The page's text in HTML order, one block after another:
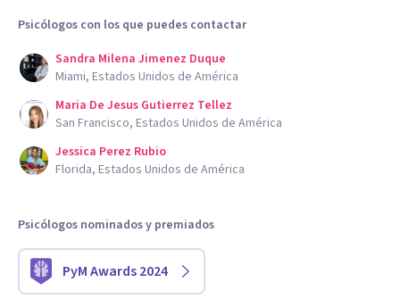
Psicólogos con los que puedes contactar
Sandra Milena Jimenez Duque
Miami, Estados Unidos de América
Maria De Jesus Gutierrez Tellez
San Francisco, Estados Unidos de América
Jessica Perez Rubio
Florida, Estados Unidos de América
Psicólogos nominados y premiados
PyM Awards 2024